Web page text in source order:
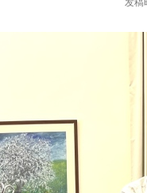
发稿